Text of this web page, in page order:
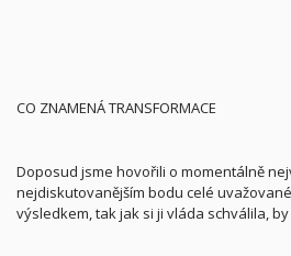
CO ZNAMENÁ TRANSFORMACE
Doposud jsme hovořili o momentálně
nejdiskutovanějším bodu celé
výsledkem, tak jak si ji vláda schválila,